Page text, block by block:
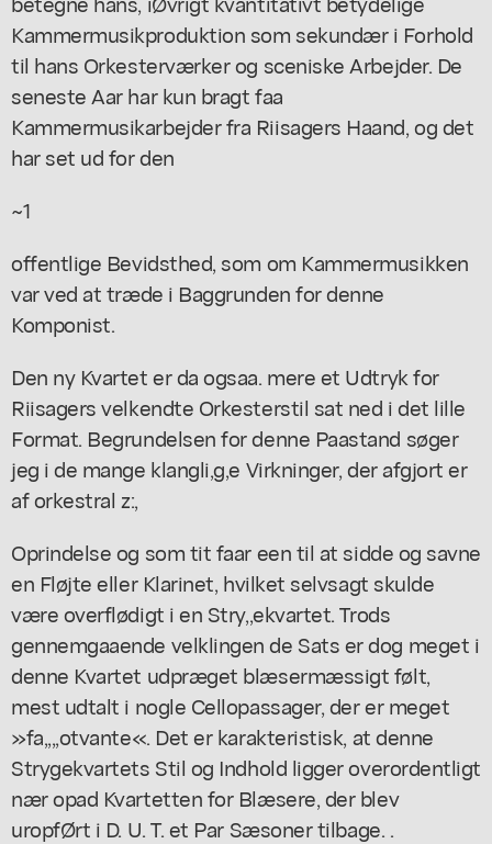
Kammermusikproduktion som sekundær i Forhold
til hans Orkesterværker og sceniske Arbejder. De
seneste Aar har kun bragt faa
Kammermusikarbejder fra Riisagers Haand, og det
har set ud for den
~1
offentlige Bevidsthed, som om Kammermusikken
var ved at træde i Baggrunden for denne
Komponist.
Den ny Kvartet er da ogsaa. mere et Udtryk for
Riisagers velkendte Orkesterstil sat ned i det lille
Format. Begrundelsen for denne Paastand søger
jeg i de mange klangli,g,e Virkninger, der afgjort er
af orkestral z:,
Oprindelse og som tit faar een til at sidde og savne
en Fløjte eller Klarinet, hvilket selvsagt skulde
være overflødigt i en Stry,,ekvartet. Trods
gennemgaaende velklingen de Sats er dog meget i
denne Kvartet udpræget blæsermæssigt følt,
mest udtalt i nogle Cellopassager, der er meget
»fa,,,,otvante«. Det er karakteristisk, at denne
Strygekvartets Stil og Indhold ligger overordentligt
nær opad Kvartetten for Blæsere, der blev
uropfØrt i D. U. T. et Par Sæsoner tilbage. .